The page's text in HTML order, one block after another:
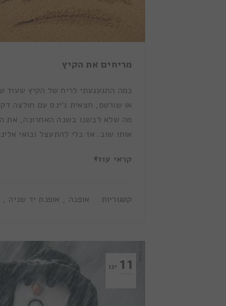
מריחים את הקיץ
כמה התגעגעתי לריח של הקיץ שעוד
או שורטס, חצאית ג'ינס עם חולצה
מה שלא לבשנו בשנה האחרונה, את
אותו שוב. אז בלי להתעצל ובואי
קראי עוד
קטגוריות אופנה , אופנת יד שניה ,
11 ינו